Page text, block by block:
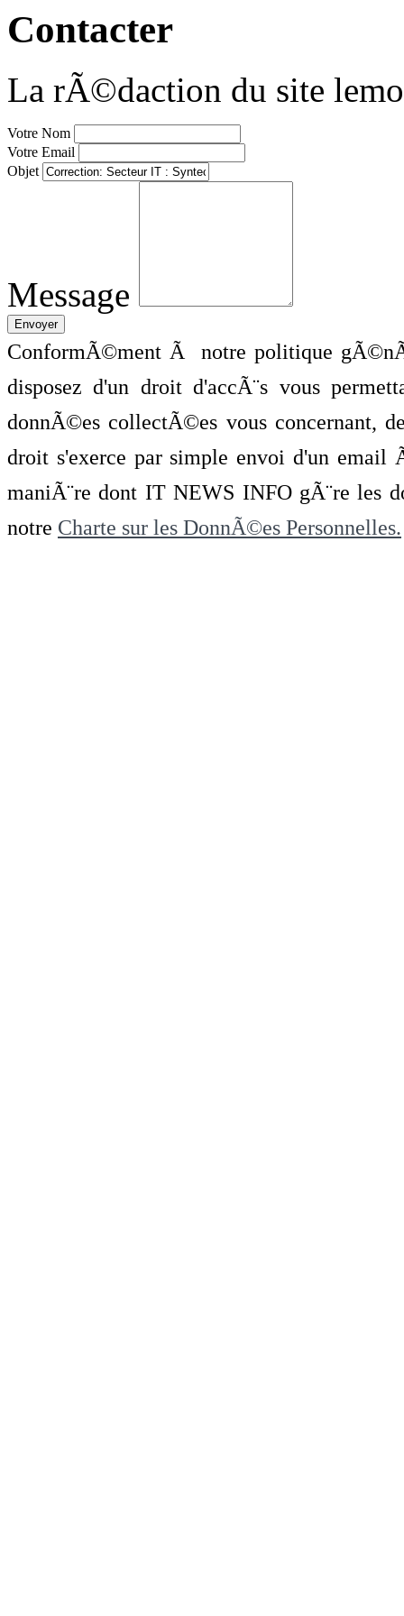
Contacter
La rÃ©daction du site
Votre Nom
Votre Email
Objet
Message
ConformÃ©ment Ã notre politique
disposez d'un droit d'accÃ¨s vous
donnÃ©es collectÃ©es vous concernant,
droit s'exerce par simple envoi d'un
maniÃ¨re dont IT NEWS INFO gÃ¨re les
notre Charte sur les DonnÃ©es Personnelles.